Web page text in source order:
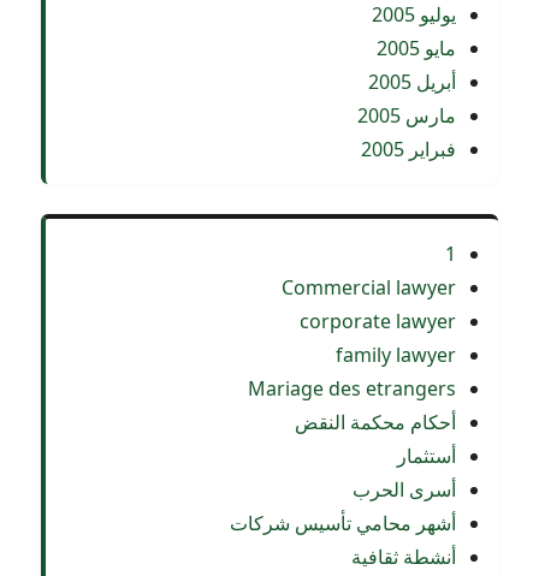
يوليو 2005
مايو 2005
أبريل 2005
مارس 2005
فبراير 2005
1
Commercial lawyer
corporate lawyer
family lawyer
Mariage des etrangers
أحكام محكمة النقض
أستثمار
أسرى الحرب
أشهر محامي تأسيس شركات
أنشطة ثقافية